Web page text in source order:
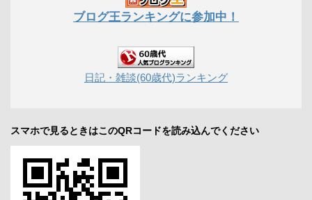
ブログ王ランキングに参加中！
日記・雑談(60歳代)ランキング
スマホで見るときはこのQRコードを読み込んでください